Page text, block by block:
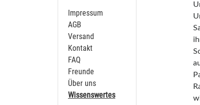
Impressum
AGB
Versand
Kontakt
FAQ
Freunde
Über uns
Wissenswertes